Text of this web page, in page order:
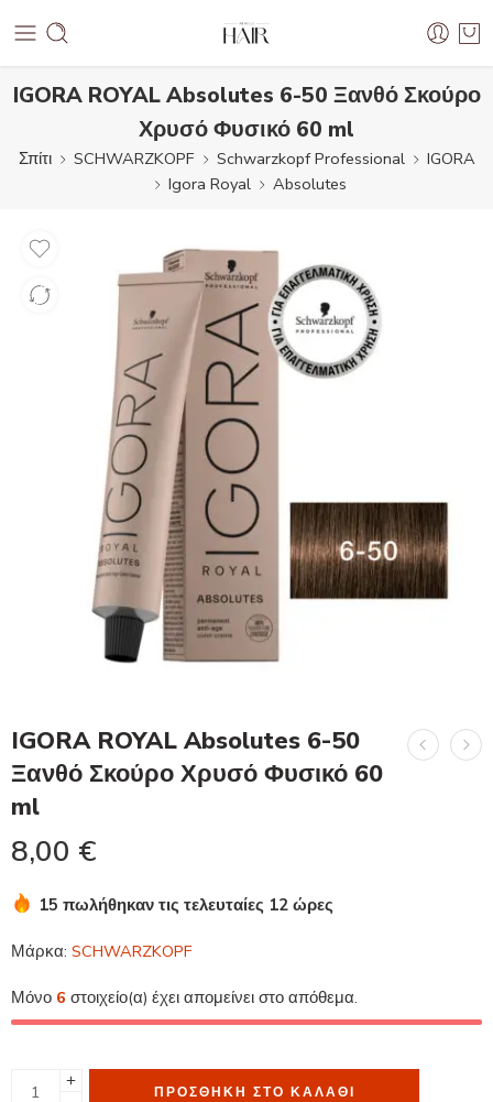
IGORA ROYAL Absolutes 6-50 Ξανθό Σκούρο
Χρυσό Φυσικό 60 ml
Σπίτι SCHWARZKOPF Schwarzkopf Professional
IGORA
Igora Royal
Absolutes
IGORA ROYAL Absolutes 6-50
Ξανθό Σκούρο Χρυσό Φυσικό 60
ml
8,00 €
15 πωλήθηκαν τις τελευταίες 12 ώρες
Μάρκα: SCHWARZKOPF
Μόνο 6 στοιχείο(α) έχει απομείνει στο απόθεμα.
ΠΡΟΣΘΉΚΗ ΣΤΟ ΚΑΛΆΘΙ